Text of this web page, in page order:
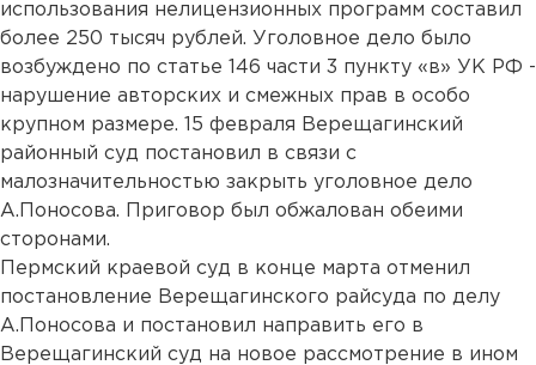
использования нелицензионных программ составил
более 250 тысяч рублей. Уголовное дело было
возбуждено по статье 146 части 3 пункту «в» УК РФ -
нарушение авторских и смежных прав в особо
крупном размере. 15 февраля Верещагинский
районный суд постановил в связи с
малозначительностью закрыть уголовное дело
А.Поносова. Приговор был обжалован обеими
сторонами.
Пермский краевой суд в конце марта отменил
постановление Верещагинского райсуда по делу
А.Поносова и постановил направить его в
Верещагинский суд на новое рассмотрение в ином